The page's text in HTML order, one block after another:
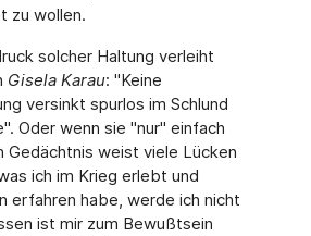
zu wollen.
solcher Haltung verleiht
Gisela Karau: "Keine
versinkt spurlos im Schlund
Oder wenn sie "nur" einfach
Gedächtnis weist viele Lücken
ich im Krieg erlebt und
erfahren habe, werde ich nicht
ist mir zum Bewußtsein